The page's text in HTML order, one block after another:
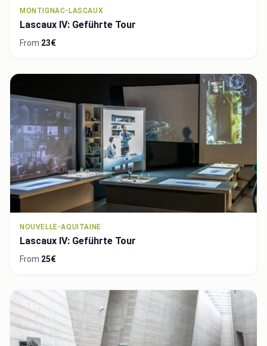
MONTIGNAC-LASCAUX
Lascaux IV: Geführte Tour
From 23€
NOUVELLE-AQUITAINE
Lascaux IV: Geführte Tour
From 25€